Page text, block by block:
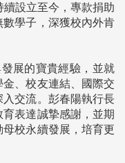
設立至今，專款捐助
學子，深獲校內外肯
展的寶貴經驗，並就
、校友連結、國際交
交流。彭春陽執行長
表達誠摯感謝，並期
校永續發展，培育更